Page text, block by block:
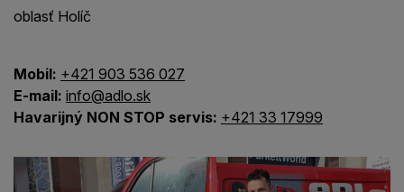
oblasť Holíč
Mobil: +421 903 536 027
E-mail: info@adlo.sk
Havarijný NON STOP servis: +421 33 17999